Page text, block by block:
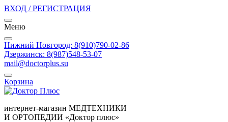
ВХОД / РЕГИСТРАЦИЯ
Меню
Нижний Новгород: 8(910)790-02-86
Дзержинск: 8(987)548-53-07
mail@doctorplus.su
Корзина
интернет-магазин МЕДТЕХНИКИ
И ОРТОПЕДИИ «Доктор плюс»